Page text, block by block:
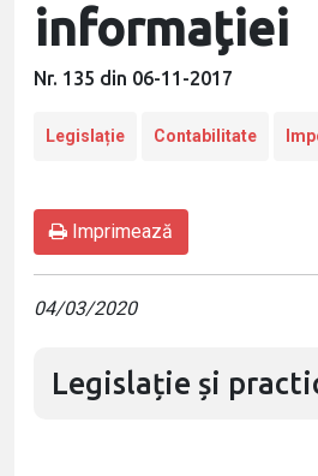
informației
Nr. 135 din 06-11-2017
Legislație Contabilitate
Imprimează
04/03/2020
Legislație și